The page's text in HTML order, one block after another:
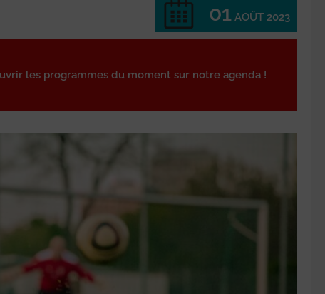
01 AOÛT 2023
les programmes du moment sur notre agenda !